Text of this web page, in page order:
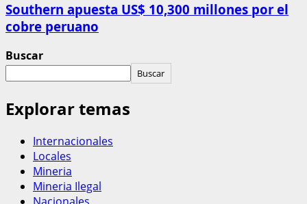
Southern apuesta US$ 10,300 millones por el
cobre peruano
Buscar
Buscar
Explorar temas
Internacionales
Locales
Mineria
Mineria Ilegal